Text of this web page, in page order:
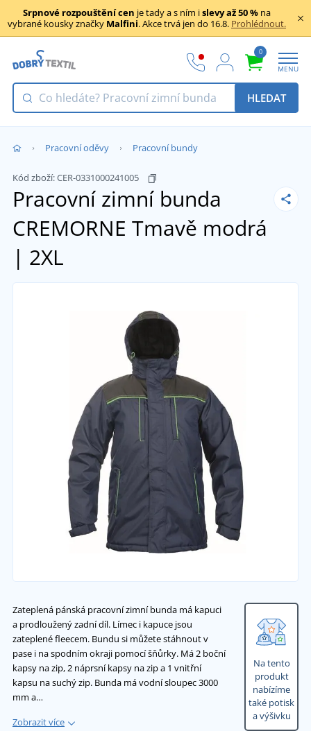
Srpnové rozpouštění cen je tady a s ním islevy až 50 % na
vybrané kousky značky Malfini. Akce trvá jen do 16.8. Prohlédnout.
0
MENU
HLEDAT
Pracovní oděvy Pracovní bundy
Kód zboží:CER-0331000241005
Pracovní zimní bunda
CREMORNE Tmavě modrá
| 2XL
Zateplená pánská pracovní zimní bunda má kapuci
a prodloužený zadní díl. Límec i kapuce jsou
zateplené fleecem. Bundu si můžete stáhnout v
pase i na spodním okraji pomocí šňůrky. Má 2 boční
kapsy na zip, 2 náprsní kapsy na zip a 1 vnitřní
kapsu na suchý zip. Bunda má vodní sloupec 3000
mm a…
Zobrazit více
Na tento
produkt
nabízíme
také potisk
a výšivku